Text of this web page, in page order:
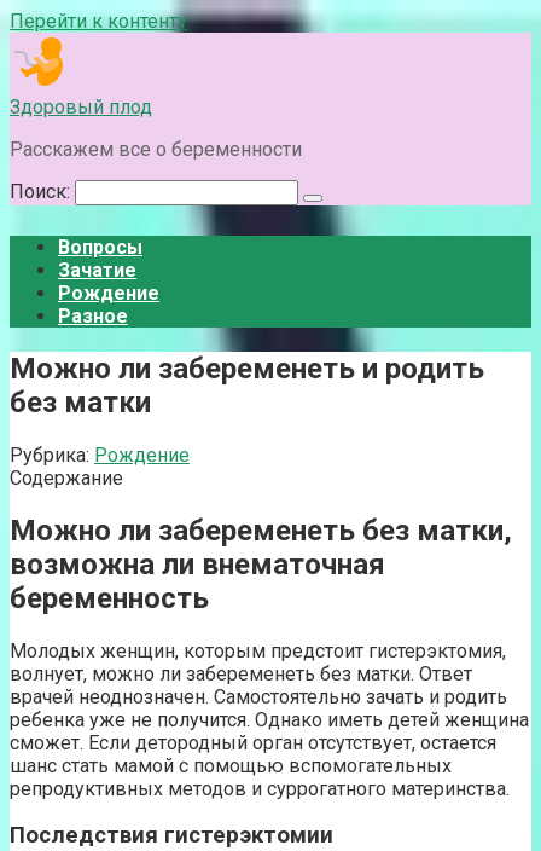
Перейти к контенту
Здоровый плод
Расскажем все о беременности
Поиск:
Вопросы
Зачатие
Рождение
Разное
Можно ли забеременеть и родить
без матки
Рубрика: Рождение
Содержание
Можно ли забеременеть без матки,
возможна ли внематочная
беременность
Молодых женщин, которым предстоит гистерэктомия,
волнует, можно ли забеременеть без матки. Ответ
врачей неоднозначен. Самостоятельно зачать и родить
ребенка уже не получится. Однако иметь детей женщина
сможет. Если детородный орган отсутствует, остается
шанс стать мамой с помощью вспомогательных
репродуктивных методов и суррогатного материнства.
Последствия гистерэктомии